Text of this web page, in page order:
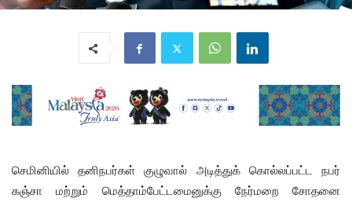
செமினியில் தனிநபர்கள் குழுவால் அடித்துக் கொல்லப்பட்ட நபர்
கஞ்சா மற்றும் மெத்தாம்பேட்டமைனுக்கு நேர்மறை சோதனை